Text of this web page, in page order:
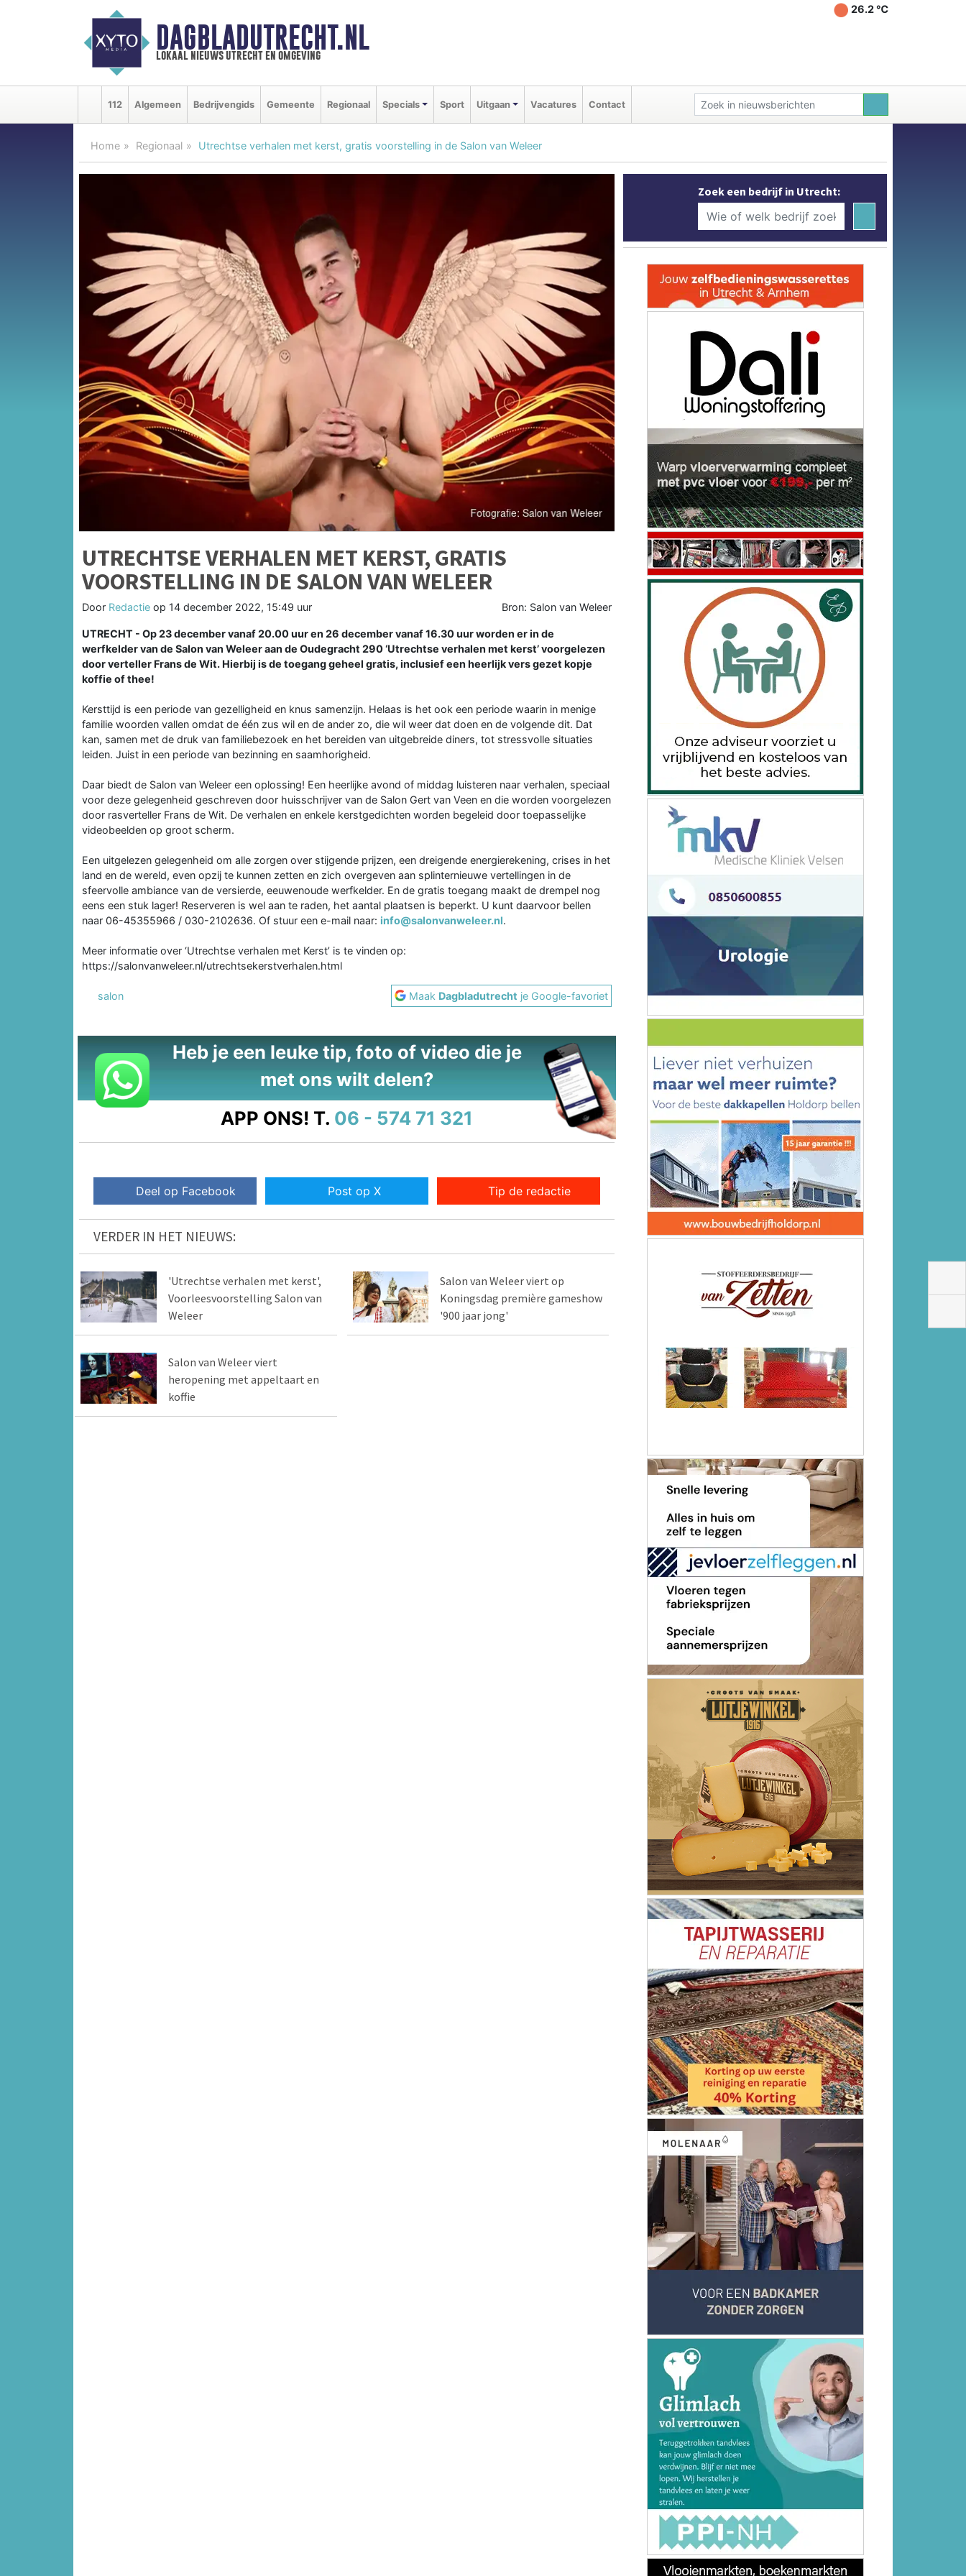
DAGBLADUTRECHT.NL
lokaal nieuws utrecht en omgeving
26.2 ℃
112 Algemeen Bedrijvengids Gemeente Regionaal Specials Sport Uitgaan Vacatures Contact
Home Regionaal Utrechtse verhalen met kerst, gratis voorstelling in de Salon van Weleer
UTRECHTSE VERHALEN MET KERST, GRATIS
VOORSTELLING IN DE SALON VAN WELEER
Door Redactie op 14 december 2022, 15:49 uur Bron: Salon van Weleer
UTRECHT - Op 23 december vanaf 20.00 uur en 26 december vanaf 16.30 uur worden er in de
werfkelder van de Salon van Weleer aan de Oudegracht 290 ‘Utrechtse verhalen met kerst’ voorgelezen
door verteller Frans de Wit. Hierbij is de toegang geheel gratis, inclusief een heerlijk vers gezet kopje
koffie of thee!
Kersttijd is een periode van gezelligheid en knus samenzijn. Helaas is het ook een periode waarin in menige
familie woorden vallen omdat de één zus wil en de ander zo, die wil weer dat doen en de volgende dit. Dat
kan, samen met de druk van familiebezoek en het bereiden van uitgebreide diners, tot stressvolle situaties
leiden. Juist in een periode van bezinning en saamhorigheid.
Daar biedt de Salon van Weleer een oplossing! Een heerlijke avond of middag luisteren naar verhalen, speciaal
voor deze gelegenheid geschreven door huisschrijver van de Salon Gert van Veen en die worden voorgelezen
door rasverteller Frans de Wit. De verhalen en enkele kerstgedichten worden begeleid door toepasselijke
videobeelden op groot scherm.
Een uitgelezen gelegenheid om alle zorgen over stijgende prijzen, een dreigende energierekening, crises in het
land en de wereld, even opzij te kunnen zetten en zich overgeven aan splinternieuwe vertellingen in de
sfeervolle ambiance van de versierde, eeuwenoude werfkelder. En de gratis toegang maakt de drempel nog
eens een stuk lager! Reserveren is wel aan te raden, het aantal plaatsen is beperkt. U kunt daarvoor bellen
naar 06-45355966 / 030-2102636. Of stuur een e-mail naar: info@salonvanweleer.nl.
Meer informatie over ‘Utrechtse verhalen met Kerst’ is te vinden op:
https://salonvanweleer.nl/utrechtsekerstverhalen.html
salon Maak Dagbladutrecht je Google-favoriet
Heb je een leuke tip, foto of video die je
met ons wilt delen?
APP ONS! T. 06 - 574 71 321
Deel op Facebook Post op X Tip de redactie
VERDER IN HET NIEUWS:
'Utrechtse verhalen met kerst',
Voorleesvoorstelling Salon van
Weleer
Salon van Weleer viert op
Koningsdag première gameshow
'900 jaar jong'
Salon van Weleer viert
heropening met appeltaart en
koffie
Zoek een bedrijf in Utrecht: